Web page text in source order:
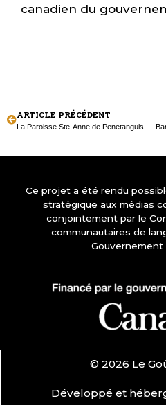
canadien du
ARTICLE PRÉCÉDENT
La Paroisse Ste-Anne de Penetanguishene célèbre son 190e anniversaire
Ce projet a été rendu
stratégique aux médias
conjointement par le
communautaires de
Gouvernement
© 2026 Le
Développé et